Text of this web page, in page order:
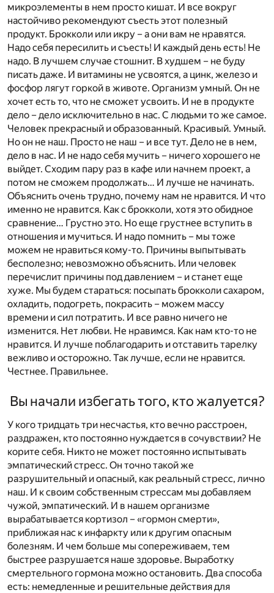
микроэлементы в нем просто кишат. И все вокруг
настойчиво рекомендуют съесть этот полезный
продукт. Брокколи или икру – а они вам не нравятся.
Надо себя пересилить и съесть! И каждый день есть! Не
надо. В лучшем случае стошнит. В худшем – не буду
писать даже. И витамины не усвоятся, а цинк, железо и
фосфор лягут горкой в животе. Организм умный. Он не
хочет есть то, что не сможет усвоить. И не в продукте
дело – дело исключительно в нас. С людьми то же самое.
Человек прекрасный и образованный. Красивый. Умный.
Но он не наш. Просто не наш – и все тут. Дело не в нем,
дело в нас. И не надо себя мучить – ничего хорошего не
выйдет. Сходим пару раз в кафе или начнем проект, а
потом не сможем продолжать… И лучше не начинать.
Объяснить очень трудно, почему нам не нравится. И что
именно не нравится. Как с брокколи, хотя это обидное
сравнение… Грустно это. Но еще грустнее вступить в
отношения и мучиться. И надо помнить – мы тоже
можем не нравиться кому-то. Причины выпытывать
бесполезно; невозможно объяснить. Или человек
перечислит причины под давлением – и станет еще
хуже. Мы будем стараться: посыпать брокколи сахаром,
охладить, подогреть, покрасить – можем массу
времени и сил потратить. И все равно ничего не
изменится. Нет любви. Не нравимся. Как нам кто-то не
нравится. И лучше поблагодарить и отставить тарелку
вежливо и осторожно. Так лучше, если не нравится.
Честнее. Правильнее.
Вы начали избегать того, кто жалуется?
У кого тридцать три несчастья, кто вечно расстроен,
раздражен, кто постоянно нуждается в сочувствии? Не
корите себя. Никто не может постоянно испытывать
эмпатический стресс. Он точно такой же
разрушительный и опасный, как реальный стресс, лично
наш. И к своим собственным стрессам мы добавляем
чужой, эмпатический. И в нашем организме
вырабатывается кортизол – «гормон смерти»,
приближая нас к инфаркту или к другим опасным
болезням. И чем больше мы сопереживаем, тем
быстрее разрушается наше здоровье. Выработку
смертельного гормона можно остановить. Два способа
есть: немедленные и решительные действия для